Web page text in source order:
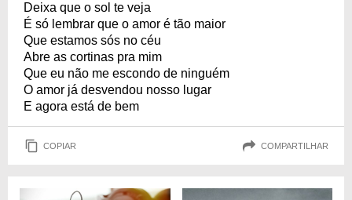
Deixa que o sol te veja
É só lembrar que o amor é tão maior
Que estamos sós no céu
Abre as cortinas pra mim
Que eu não me escondo de ninguém
O amor já desvendou nosso lugar
E agora está de bem
COPIAR COMPARTILHAR